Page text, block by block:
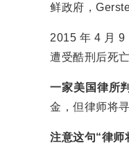
鲜政府，
2015 年 4 月 9
遭受酷刑后死
一家美国律所
金，但律师将
注意这句“律